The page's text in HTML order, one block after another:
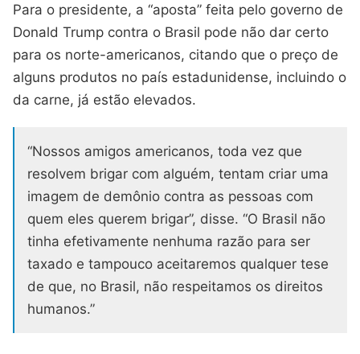
Para o presidente, a “aposta” feita pelo governo de
Donald Trump contra o Brasil pode não dar certo
para os norte-americanos, citando que o preço de
alguns produtos no país estadunidense, incluindo o
da carne, já estão elevados.
“Nossos amigos americanos, toda vez que
resolvem brigar com alguém, tentam criar uma
imagem de demônio contra as pessoas com
quem eles querem brigar”, disse. “O Brasil não
tinha efetivamente nenhuma razão para ser
taxado e tampouco aceitaremos qualquer tese
de que, no Brasil, não respeitamos os direitos
humanos.”